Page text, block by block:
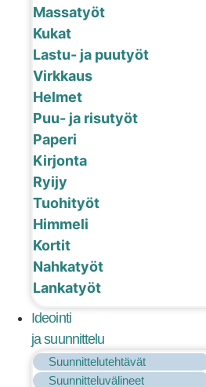
Massatyöt
Kukat
Lastu- ja puutyöt
Virkkaus
Helmet
Puu- ja risutyöt
Paperi
Kirjonta
Ryijy
Tuohityöt
Himmeli
Kortit
Nahkatyöt
Lankatyöt
Ideointi
ja suunnittelu
Suunnittelutehtävät
Suunnitteluvälineet